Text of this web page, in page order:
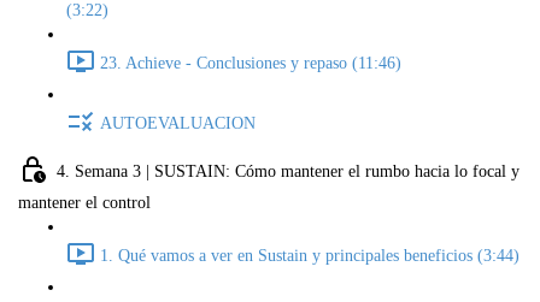
(3:22)
23. Achieve - Conclusiones y repaso (11:46)
AUTOEVALUACION
4. Semana 3 | SUSTAIN: Cómo mantener el rumbo hacia lo focal y
mantener el control
1. Qué vamos a ver en Sustain y principales beneficios (3:44)